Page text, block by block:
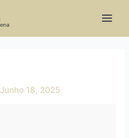
Junho 18, 2025